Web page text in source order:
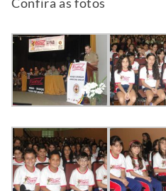
Confira as fotos